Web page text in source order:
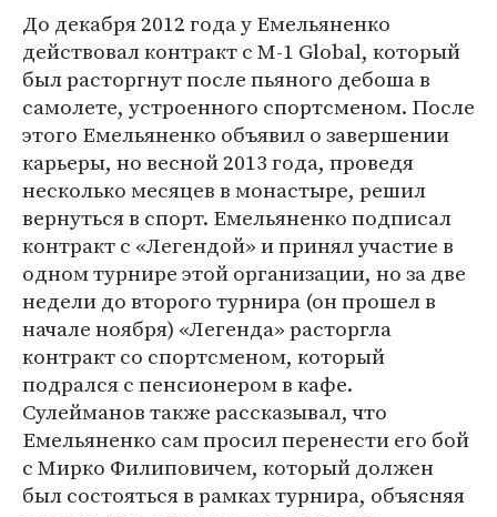
До декабря 2012 года у Емельяненко
действовал контракт с M-1 Global, который
был расторгнут после пьяного дебоша в
самолете, устроенного спортсменом. После
этого Емельяненко объявил о завершении
карьеры, но весной 2013 года, проведя
несколько месяцев в монастыре, решил
вернуться в спорт. Емельяненко подписал
контракт с «Легендой» и принял участие в
одном турнире этой организации, но за две
недели до второго турнира (он прошел в
начале ноября) «Легенда» расторгла
контракт со спортсменом, который
подрался с пенсионером в кафе.
Сулейманов также рассказывал, что
Емельяненко сам просил перенести его бой
с Мирко Филиповичем, который должен
был состояться в рамках турнира, объясняя